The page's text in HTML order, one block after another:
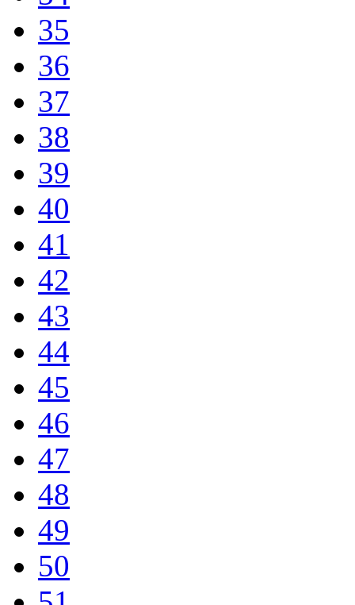
35
36
37
38
39
40
41
42
43
44
45
46
47
48
49
50